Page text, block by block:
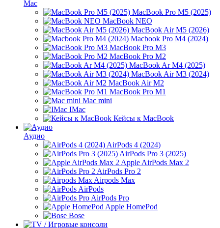
Mac
MacBook Pro M5 (2025)
MacBook NEO
MacBook Air M5 (2026)
Macbook Pro M4 (2024)
MacBook Pro M3
MacBook Pro M2
MacBook Ar M4 (2025)
MacBook Air M3 (2024)
MacBook Air M2
MacBook Pro M1
Mac mini
IMac
Кейсы к MacBook
Аудио
AirPods 4 (2024)
AirPods Pro 3 (2025)
Apple AirPods Max 2
AirPods Pro 2
Airpods Max
AirPods
AirPods Pro
Apple HomePod
Bose